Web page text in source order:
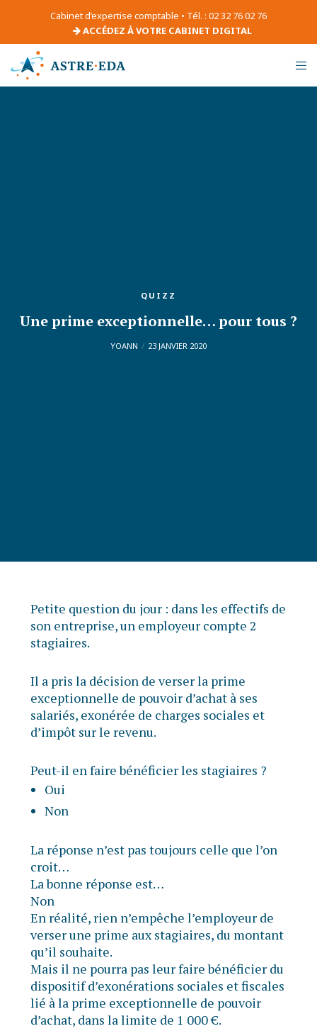
Cabinet d’expertise comptable • Tél. : 02 32 76 02 76
ACCÉDEZ À VOTRE CABINET DIGITAL
QUIZZ
Une prime exceptionnelle… pour tous ?
YOANN 23 JANVIER 2020
Petite question du jour : dans les effectifs de
son entreprise, un employeur compte 2
stagiaires.
Il a pris la décision de verser la prime
exceptionnelle de pouvoir d’achat à ses
salariés, exonérée de charges sociales et
d’impôt sur le revenu.
Peut-il en faire bénéficier les stagiaires ?
Oui
Non
La réponse n’est pas toujours celle que l’on
croit…
La bonne réponse est…
Non
En réalité, rien n’empêche l’employeur de
verser une prime aux stagiaires, du montant
qu’il souhaite.
Mais il ne pourra pas leur faire bénéficier du
dispositif d’exonérations sociales et fiscales
lié à la prime exceptionnelle de pouvoir
d’achat, dans la limite de 1 000 €.